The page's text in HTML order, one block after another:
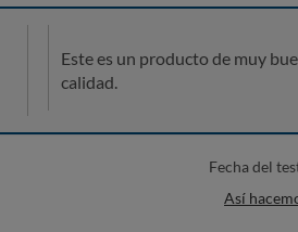
Este es un producto de muy
calidad.
Fecha del
Así